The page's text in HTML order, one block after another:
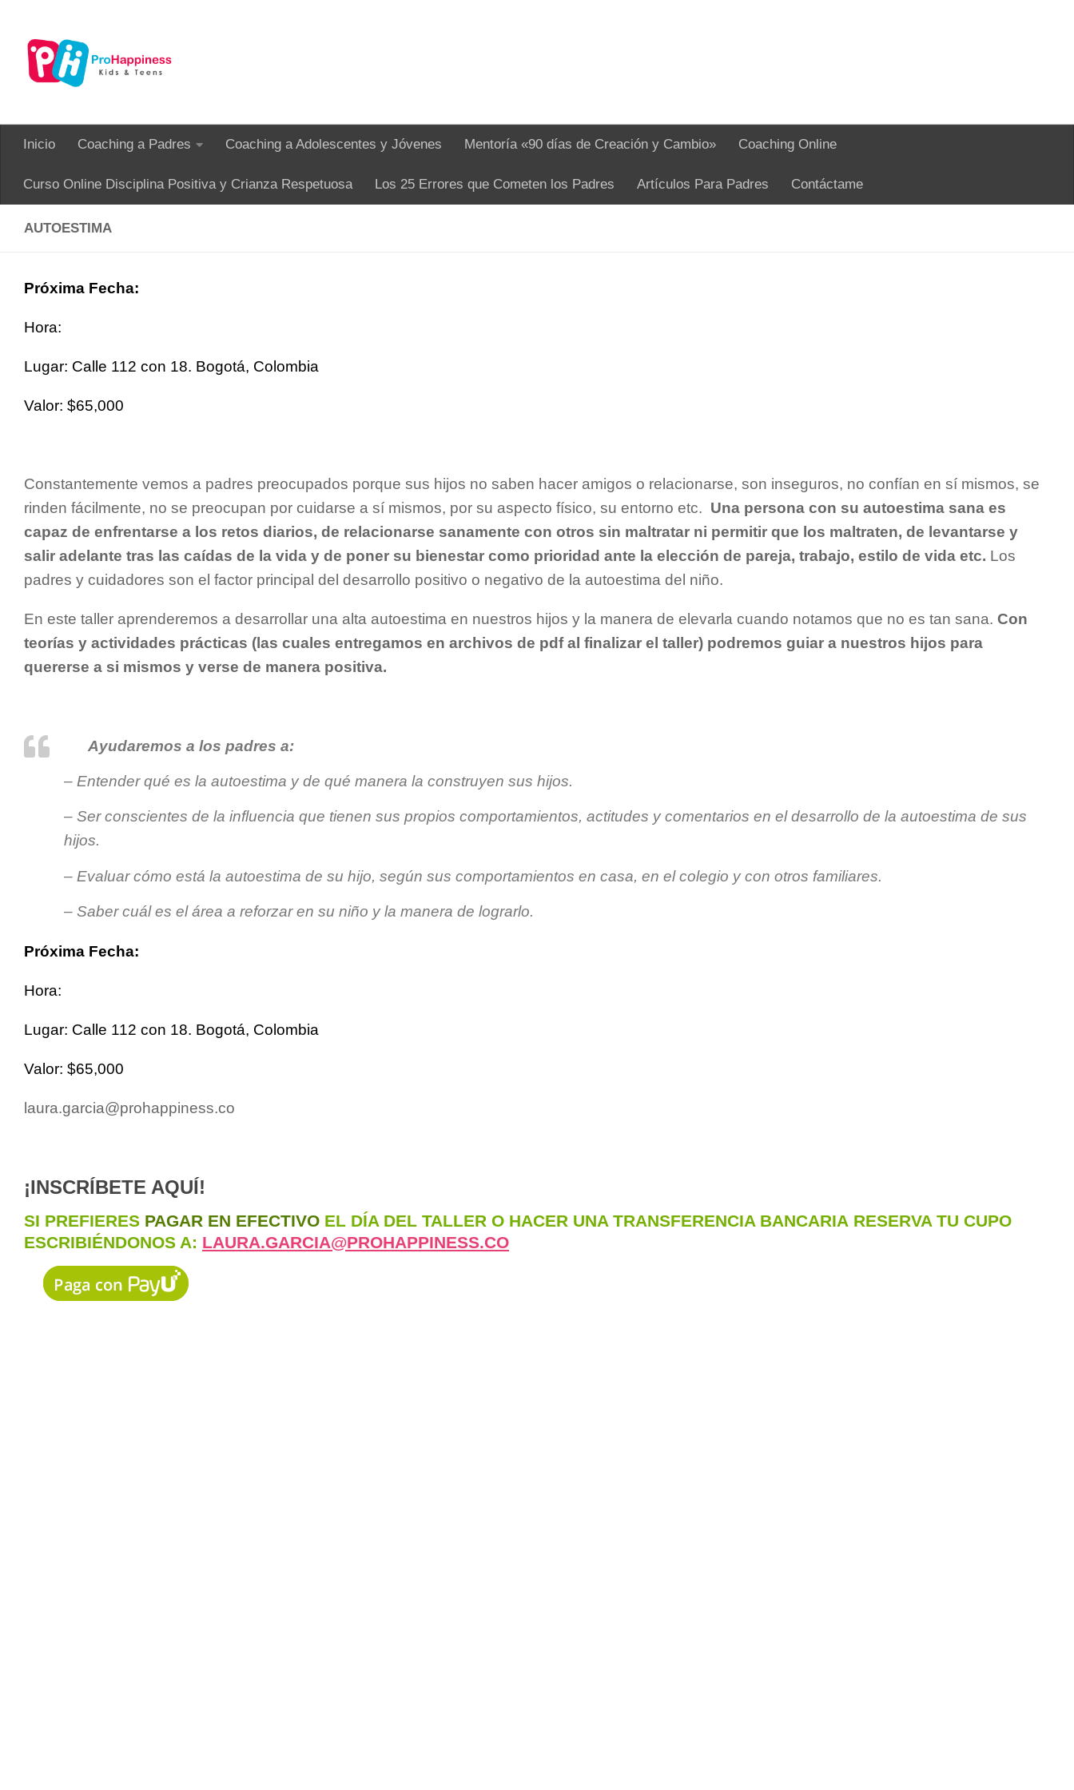
Inicio Coaching a Padres Coaching a Adolescentes y Jóvenes Mentoría «90 días de Creación y Cambio» Coaching Online
Curso Online Disciplina Positiva y Crianza Respetuosa Los 25 Errores que Cometen los Padres Artículos Para Padres Contáctame
AUTOESTIMA
Próxima Fecha:
Hora:
Lugar: Calle 112 con 18. Bogotá, Colombia
Valor: $65,000
Constantemente vemos a padres preocupados porque sus hijos no saben hacer amigos o relacionarse, son inseguros, no confían en sí mismos, se
rinden fácilmente, no se preocupan por cuidarse a sí mismos, por su aspecto físico, su entorno etc. Una persona con su autoestima sana es
capaz de enfrentarse a los retos diarios, de relacionarse sanamente con otros sin maltratar ni permitir que los maltraten, de levantarse y
salir adelante tras las caídas de la vida y de poner su bienestar como prioridad ante la elección de pareja, trabajo, estilo de vida etc. Los
padres y cuidadores son el factor principal del desarrollo positivo o negativo de la autoestima del niño.
En este taller aprenderemos a desarrollar una alta autoestima en nuestros hijos y la manera de elevarla cuando notamos que no es tan sana. Con
teorías y actividades prácticas (las cuales entregamos en archivos de pdf al finalizar el taller) podremos guiar a nuestros hijos para
quererse a si mismos y verse de manera positiva.
Ayudaremos a los padres a:
– Entender qué es la autoestima y de qué manera la construyen sus hijos.
– Ser conscientes de la influencia que tienen sus propios comportamientos, actitudes y comentarios en el desarrollo de la autoestima de sus
hijos.
– Evaluar cómo está la autoestima de su hijo, según sus comportamientos en casa, en el colegio y con otros familiares.
– Saber cuál es el área a reforzar en su niño y la manera de lograrlo.
Próxima Fecha:
Hora:
Lugar: Calle 112 con 18. Bogotá, Colombia
Valor: $65,000
laura.garcia@prohappiness.co
¡INSCRÍBETE AQUÍ!
SI PREFIERES PAGAR EN EFECTIVO EL DÍA DEL TALLER O HACER UNA TRANSFERENCIA BANCARIA RESERVA TU CUPO
ESCRIBIÉNDONOS A: LAURA.GARCIA@PROHAPPINESS.CO